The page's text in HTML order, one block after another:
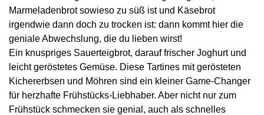
Marmeladenbrot sowieso zu süß ist und Käsebrot
irgendwie dann doch zu trocken ist: dann kommt hier die
geniale Abwechslung, die du lieben wirst!
Ein knuspriges Sauerteigbrot, darauf frischer Joghurt und
leicht geröstetes Gemüse. Diese Tartines mit gerösteten
Kichererbsen und Möhren sind ein kleiner Game-Changer
für herzhafte Frühstücks-Liebhaber. Aber nicht nur zum
Frühstück schmecken sie genial, auch als schnelles